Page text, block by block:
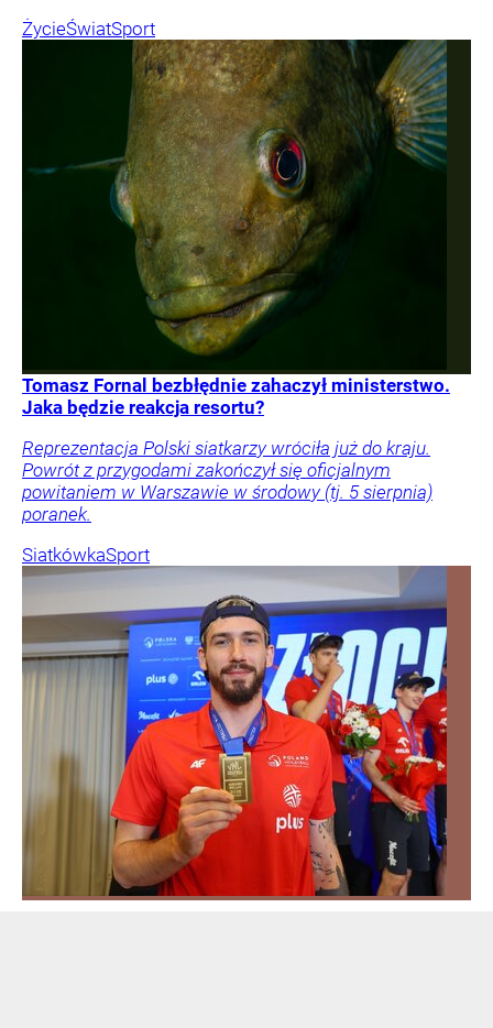
ŻycieŚwiatSport
Tomasz Fornal bezbłędnie zahaczył ministerstwo.
Jaka będzie reakcja resortu?
Reprezentacja Polski siatkarzy wróciła już do kraju.
Powrót z przygodami zakończył się oficjalnym
powitaniem w Warszawie w środowy (tj. 5 sierpnia)
poranek.
SiatkówkaSport